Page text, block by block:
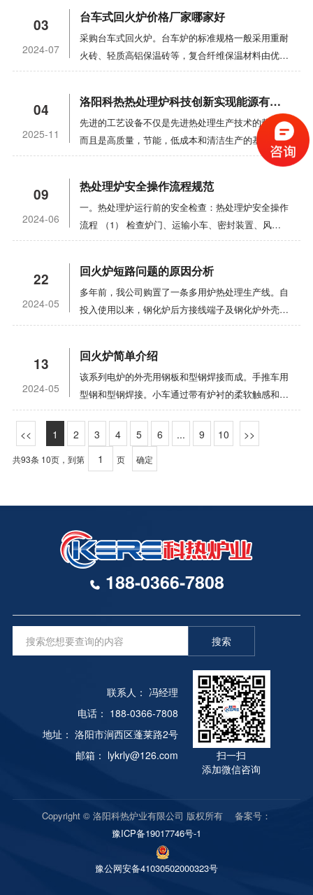
带电极引入，低压头入口隔膜阀等。，并可配备可调
节高度的位移传感器。2.真空系统:电炉真空系统采
用机械泵和油扩散泵，并配有冷阱和机组。用复合真
壳，内层为不锈钢，筒体外层为碳钢。两层之间形成
夹套，去除通过冷却水传递到炉壳的热量，使炉壁温
度不超过60 ℃，上下法兰焊接为一体。中间有红外
测温孔、热电偶测温孔、通风口和观察孔。热电偶有
自动出温装置，红外测温观察孔有玻璃吹防雾装置，
并有操作人员使用的观察孔挡板。4.炉盖:由内外封
头和法兰组成。中间水冷炉盖悬挂在开闭机构上。平
板动作启动机构上的手柄可以将炉盖抬起10-15毫
米。盖子有头部和压力。传感器、排气隔膜阀和炉盖
置，并在断电时盖住炉口。（3） 炉壳和变压器接
极、电极手柄、变压器和水冷却装置有无泄漏和短
路。清洁熔炉所有部件上的污垢，如粘性盐和氧化物
均匀加热，及时脱氧，去除渣，并添加足够的新盐。
（五）电极盐炉因启动困难而关闭时，可以在低档电
源下覆盖在炉口，保持温暖;如果发生长期电源故
障，应移除一些盐溶液并安装启动设备。（6） 避免
工件落入熔池，使工件短路。如果发生电源故障，应
拉出掉入熔炉的工件。工件应与电极、熔池侧壁、炉
底和液位保持距离。（7） 应使用自动温度控制装
置。（8） 应注意变压器的运行。不允许过载，不允
许漏油，铁芯不允许过热或油温过高。
钢导风系统，具有高温均匀性。手推车回炉特点：1.
炉内由带状加热元件加热。2. 高压离心风扇可用于
炉顶部，通过导风器的内盖来回循环炉内气流，使炉
温均匀。偏心轴向风扇还可用于使空气在炉子中回转
硅酸铝纤维模块结构。无储热，无间隙，保温密封。
4. 烤箱门由电动起重葫芦打开和关闭。根据弹簧杆
原理自重加压密封炉口。5. 手推车通过电动环状销
轮减流器在内部和外部轨道上移动，并配有一套或多
组驱动轮和相应的从车轮。ZG30CR18mm2合金钢
铸炉的底板覆盖在底部加热元件上。块之间的上部开
口堆叠在一起，以确保刻度不会落入加热元件的凹槽
中。7. 采用PID智能零交叉接触晶闸管。程序员可以
能。
1，井炉的运行需要气体或液体燃料，或者可以使用
电加热。小炉子通常通过电加热加热，这进一步提高
了炉内温度的均匀性。此外，在电炉中安装大型不锈
钢通风装置，还可以有效保证炉内温度的均匀性。如
能有效隔热炉体，节约能源，保护环境，无污染，降
低生产成本。应特别注意井炉的运行。起动前，应清
除炉管中的空气和甲醛，避免运输过程中泄漏。此
外，易燃或有毒物质，如一氧化碳和氢气，应完全燃
烧在炉口。使用前，检查循环冷却水、底部搅拌风扇
外，在使用前，请确保电源连接器具有良好的触点并
满足绝缘要求。使用易燃气体的电阻炉时，注意安
隔热板。发生异常情况时，应切断主电路的电源，并
及时发出警报。可以为您提供合格的产品！
03
2024-07
台车式回火炉价格厂家哪家好
采购台车式回火炉。台车炉的标准规格一般采用重耐
火砖、轻质高铝保温砖等，复合纤维保温材料由优质
微珠真空节能砖和超长纤维硅酸铝保温毯组成。大型
用高铝重耐火砖建造炉口等易碰撞部位和承重部位，
提高炉衬强度。台车炉具有良好的保温性能和节能特
性。框架型钢梁与钢板焊接，保证满负荷、长期使用
不变形的正常运行。台车钢结构的设计承载力很大，
优于一般箱式炉。移动式装料台车具有重量大、易于
装载的特点，体现了台车式加热炉的巨大优势，成为
热处理行业广泛应用的工业加热炉。台车炉加热元件
为高电阻合金电阻丝或电阻带，分布在炉墙、台车、
0cr27al7mo2高电阻合金材料，带电源接线端子。对
命，模具材料的使用必须具有较高的综合力学性能。
因此，有必要采用台车式炉进行终热处理和制造。但
理变形，即模具精度难以达到要求。时效硬化的塑料
模具钢在固溶硬化后软化（通常为28-34hrc），可以
切割。冷成形后可获得较高的综合力学性能。时效硬
和表面氮化的优点，适用于制造复杂、精密、长寿命
的塑料模具。
04
2025-11
洛阳科热热处理炉科技创新实现能源有效利用
先进的工艺设备不仅是先进热处理生产技术的载体，
而且是高质量，节能，低成本和清洁生产的基本条
件。依靠科技创新，我们不断开发和制造高性能，高
足市场需求，实现企业的可持续发展。那是我们的目
标。热处理是机械制造中的主要能耗。合理选择热处
理能源以及经济地使用能源也是发展和转变热处理生
产技术的重要出发点。作为第二电力来源，火力发电
30％-40％。如果热处理炉的热效率可以达到80％，
按照一次能源效率的计算，综合热效率仅为
24％-32％。通过使用天然气燃烧炉对烟道气进行预
在使用天然气的地区，使用燃烧炉代替部分电阻炉有
术外，节能是非常重要的指标。热处理炉应具有较小
的热损失，炉衬中的热量存储较小，应充分利用废
热，燃烧炉应使用有效的燃烧器或辐射管，并应提供
合理的燃烧系统。合理的工艺选择具有巨大的节能潜
力，并且可以用少的投资获得明显的效果。缩短加热
时间，降低加热温度，采用表面热处理代替整体热处
措施，关键在于生产技术人员要加强节能意识保存。
施。对提高回火炉热处理设备的负荷，保持连续生产
具有重要意义。从这个意义上讲，生产是非常有利
的。
09
2024-06
热处理炉安全操作流程规范
一。热处理炉运行前的安全检查：热处理炉安全操作
流程 （1） 检查炉门、运输小车、密封装置、风机
等设备是否可靠、完好。（2） 检查阀门、开关、仪
气压力、燃烧器前压力（正常0.03-0.05mpa）、压
缩空气压力（正常0.5-0.7mpa）是否在正常范围内。
（4） 检查天然气管道和阀门是否泄漏。如果有，立
即处理。在这个州工作是严格禁止的。（5） 检查炉
陷；卡扣牢固、无松动；不得有开槽、变形等现象。
2。热处理炉操作流程：一。点火起动操作1） 待加
热工件应平稳放置在料架上。物料搬运车不得撞到限
警灯亮，按下“炉门关闭”按钮，炉门稳定落地后再按
燃风机约5分钟。4） 清洁后，连接气阀并打开气阀
关上的螺栓旋钮。气压正常后，打开电磁阀，关闭螺
道上的电动执行器是否在小开口处，必须在小开口处
点火。6） 依次点燃燃烧器。如果点火不成功，请等
待三分钟，然后按下复位按钮（注意：立即松开复位
按钮以避免烧坏设备）。如果点火仍然不成功，检查
点火、电磁阀是否打开。严禁连续点火，否则会引起
爆炸！7） 每台燃烧器正常燃烧后，设定所需加热温
1） 准备关闭锅炉，依次关闭燃烧器，切断控制器电
源。2） 关闭气体手动阀（电磁阀下方）和气体电磁
阀。3） 助燃风机运行一段时间后（炉温低于300℃
时），应关闭助燃风机。
22
2024-05
回火炉短路问题的原因分析
多年前，我公司购置了一条多用炉热处理生产线。自
投入使用以来，钢化炉后方接线端子及钢化炉外壳多
次短路，维护不方便。在电风扇的电机轴、炉门和钢
排放烟气。1. 原因分析该多用炉生产线主要用于摩
托车发动机齿轮、轴、连杆、销的渗碳、淬火、回
火，以及曲轴的淬火、回火。淬火介质为油。虽然淬
火后回火前要对零件进行脱脂、清洗、烘干，但由于
脱脂烘干的不完全性，会在工件上留下大量的油和
水。在回火过程中，油和水随着温度的升高而蒸发。
由于调质炉内的压力大于炉外压力，油水溢出，在炉
有时会导致一个火和燃烧的连接线。2. 方法从以上
分析可以看出，炉膛气体从接线处冒出来的原因是没
有专门的排气通道。如果增加排气通道，上述问题将
会减少。排气口在哪里?尽管气体向上移动，为了在
用下，炉内气体循环。我们认为打开工件架底部的排
气口，这样操作起来也比较方便。后来我们在另一条
多用途炉生产线上增加了新的排气系统，将炉内气体
引至炉外。开始时有些阀门B没有设置，炉内的油气
和水气直接排放到炉外。存在的问题是:当炉内油水
气体流经炉外管道时，由于管道温度较低，油水气体
变为液体，液体从管道界面渗出，污染室内环境。之
后，加入一些B，定期在B处打开阀门，排出积存的
油和水。开启或关闭阀门A。B根据回火的要求。当
明，这对质量没有不良影响。
13
2024-05
回火炉简单介绍
该系列电炉的外壳用钢板和型钢焊接而成。手推车用
型钢和型钢焊接。小车通过带有炉衬的柔软触感和沙
封，以减少热辐射和对流的损失，并有效地确保炉体
的密封。呼吸机由鼓风机和导向板组成。风力涡轮机
电连接至加热元件。仅当连接了鼓风机时，加热元件
才能通电，从而使加热元件可以在通风和循环的条件
地穿过销钉固定，然后与炉体拧紧并焊接后，用钩钉
钩住销钉。手推车的耐压部分使用高铝砖砌体。下部
装有隔热砖。台车式回火炉的炉门的升降是通过滚轮
在导轨上上下滚动来实现的，先进的拉簧用于密封设
炉门和小车的动力由电动机提供，并具有控制功能。
电炉的每个活动机构均选择联锁控制，即炉门打开
后，自动封锁加热元件的电源，并在手推车一起行走
时恢复电源；炉门关闭后，自动切断手推车行走电机
的电源，并恢复加热元件的电源，以免因误操作而引
起事故。加热元件由耐高温合金丝制成，该合金丝被
缠绕成条带和螺旋形。它悬挂在炉子的侧面和小车的
铬丝砖上。用高铝瓷钉和铬丝砖固定，以免掉出。铸
钢炉的底板安装在小车上以支撑工件。为了避免在加
热工件之后氧化皮从炉子的底板之间的间隙落入加热
元件中而引起的氧化皮的损坏，采用了底板与炉体的
接触。回火炉不仅具有上述普通工业电阻炉的共同特
性，而且由于负载的物理尺寸而改变了受控对象模型
参数。为便于小工件的热处理，本文中的回火炉和炉
1 2 3 4 5 6 ... 9 10
共93条 10页，到第 页 确定
188-0366-7808
搜索
联系人： 冯经理
电话： 188-0366-7808
地址： 洛阳市涧西区蓬莱路2号
邮箱： lykrly@126.com
扫一扫
添加微信咨询
Copyright © 洛阳科热炉业有限公司 版权所有 备案号：
豫ICP备19017746号-1
豫公网安备41030502000323号